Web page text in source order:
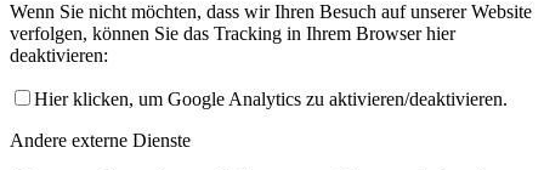
Wenn Sie nicht möchten, dass wir Ihren Besuch auf unserer Website
verfolgen, können Sie das Tracking in Ihrem Browser hier
deaktivieren:
Hier klicken, um Google Analytics zu aktivieren/deaktivieren.
Andere externe Dienste